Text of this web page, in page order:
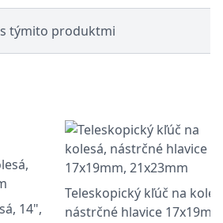
týmito produktmi
14",
Teleskopický kľúč na
nástrčné hlavice